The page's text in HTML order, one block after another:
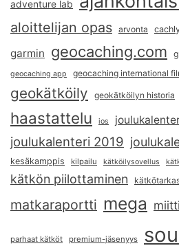
adventure lab
aloittelijan opas arvonta
garmin geocaching.com
geocaching app geocaching international
geokätköily geokätköilyn historia
haastattelu ios
joulukalenteri 2019
kesäkamppis kilpailu kätköilysovellus
kätkön piilottaminen
matkaraportti mega miitti
parhaat kätköt premium-jäsenyys